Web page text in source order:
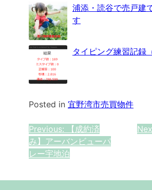
浦添・読谷で売戸建
す
タイピング練習記録
Posted in 宜野湾市売買物件
投
稿
Previous:
【成約済
み】アーバンビューパ
レー宇地泊